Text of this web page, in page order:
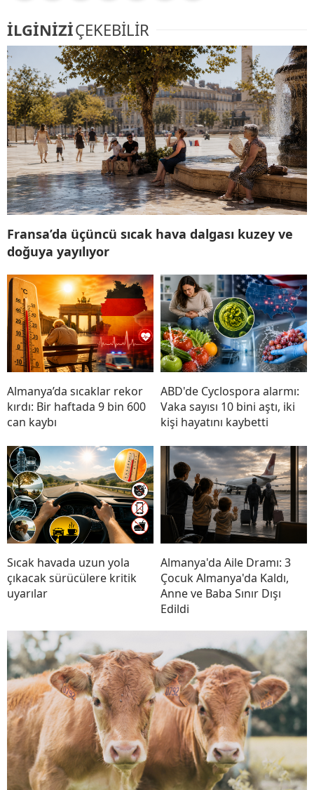
İLGİNİZİÇEKEBİLİR
Fransa’da üçüncü sıcak hava dalgası kuzey ve
doğuya yayılıyor
Almanya’da sıcaklar rekor
kırdı: Bir haftada 9 bin 600
can kaybı
ABD'de Cyclospora alarmı:
Vaka sayısı 10 bini aştı, iki
kişi hayatını kaybetti
Sıcak havada uzun yola
çıkacak sürücülere kritik
uyarılar
Almanya'da Aile Dramı: 3
Çocuk Almanya'da Kaldı,
Anne ve Baba Sınır Dışı
Edildi